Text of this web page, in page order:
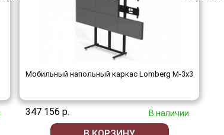
Мобильный напольный каркас Lomberg M-3х3
347 156 р. В наличии